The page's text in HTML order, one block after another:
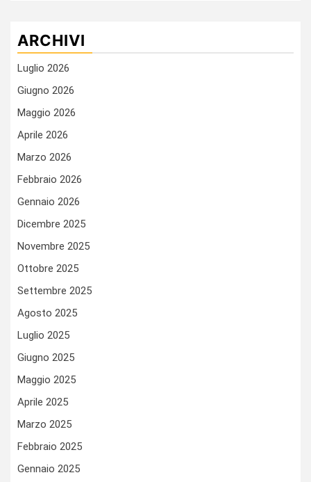
ARCHIVI
Luglio 2026
Giugno 2026
Maggio 2026
Aprile 2026
Marzo 2026
Febbraio 2026
Gennaio 2026
Dicembre 2025
Novembre 2025
Ottobre 2025
Settembre 2025
Agosto 2025
Luglio 2025
Giugno 2025
Maggio 2025
Aprile 2025
Marzo 2025
Febbraio 2025
Gennaio 2025